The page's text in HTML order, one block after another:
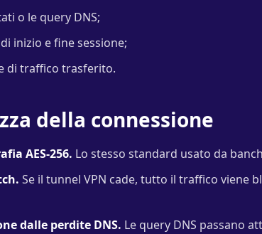
o le query DNS;
inizio e fine sessione;
di traffico trasferito.
della connessione
AES-256. Lo stesso standard usato da
Se il tunnel VPN cade, tutto il traffico viene
dalle perdite DNS. Le query DNS passano